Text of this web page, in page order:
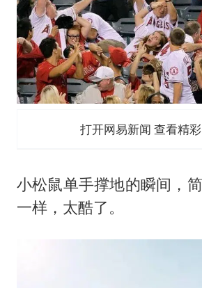
打开网易新闻 查看精
小松鼠单手撑地的瞬间，
一样，太酷了。